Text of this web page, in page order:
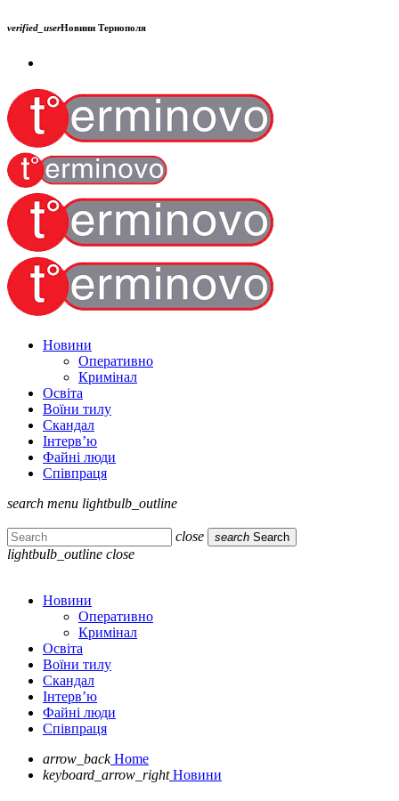
verified_userНовини Тернополя
Новини
Оперативно
Кримінал
Освіта
Воїни тилу
Скандал
Інтерв’ю
Файні люди
Співпраця
search menu lightbulb_outline
close search Search
lightbulb_outline close
Новини
Оперативно
Кримінал
Освіта
Воїни тилу
Скандал
Інтерв’ю
Файні люди
Співпраця
arrow_back Home
keyboard_arrow_right Новини